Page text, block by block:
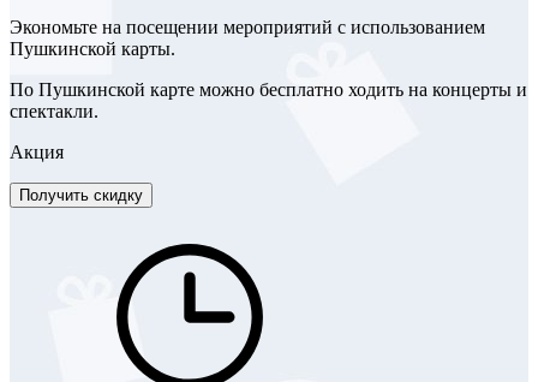
Экономьте на посещении мероприятий с использованием
Пушкинской карты.
По Пушкинской карте можно бесплатно ходить на концерты и
спектакли.
Акция
Получить скидку